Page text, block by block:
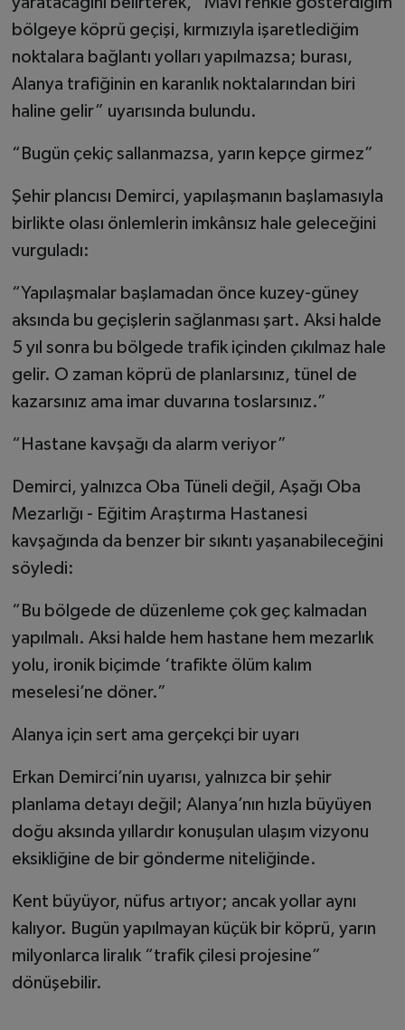
bölgeye köprü geçişi, kırmızıyla işaretlediğim
noktalara bağlantı yolları yapılmazsa; burası,
Alanya trafiğinin en karanlık noktalarından biri
haline gelir” uyarısında bulundu.
“Bugün çekiç sallanmazsa, yarın kepçe girmez”
Şehir plancısı Demirci, yapılaşmanın başlamasıyla
birlikte olası önlemlerin imkânsız hale geleceğini
vurguladı:
“Yapılaşmalar başlamadan önce kuzey-güney
aksında bu geçişlerin sağlanması şart. Aksi halde
5 yıl sonra bu bölgede trafik içinden çıkılmaz hale
gelir. O zaman köprü de planlarsınız, tünel de
kazarsınız ama imar duvarına toslarsınız.”
“Hastane kavşağı da alarm veriyor”
Demirci, yalnızca Oba Tüneli değil, Aşağı Oba
Mezarlığı - Eğitim Araştırma Hastanesi
kavşağında da benzer bir sıkıntı yaşanabileceğini
söyledi:
“Bu bölgede de düzenleme çok geç kalmadan
yapılmalı. Aksi halde hem hastane hem mezarlık
yolu, ironik biçimde ‘trafikte ölüm kalım
meselesi’ne döner.”
Alanya için sert ama gerçekçi bir uyarı
Erkan Demirci’nin uyarısı, yalnızca bir şehir
planlama detayı değil; Alanya’nın hızla büyüyen
doğu aksında yıllardır konuşulan ulaşım vizyonu
eksikliğine de bir gönderme niteliğinde.
Kent büyüyor, nüfus artıyor; ancak yollar aynı
kalıyor. Bugün yapılmayan küçük bir köprü, yarın
milyonlarca liralık “trafik çilesi projesine”
dönüşebilir.